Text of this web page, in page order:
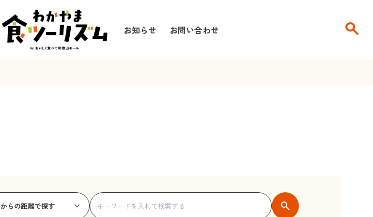
お知らせ お問い合わせ search
search